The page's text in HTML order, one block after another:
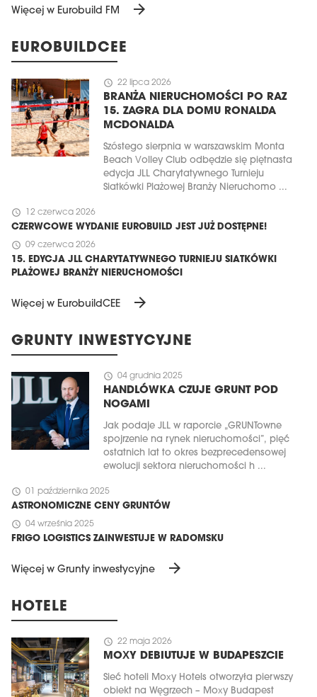
Więcej w Eurobuild FM arrow_forward
EUROBUILDCEE
schedule 22 lipca 2026
BRANŻA NIERUCHOMOŚCI PO RAZ
15. ZAGRA DLA DOMU RONALDA
MCDONALDA
Szóstego sierpnia w warszawskim Monta
Beach Volley Club odbędzie się piętnasta
edycja JLL Charytatywnego Turnieju
Siatkówki Plażowej Branży Nieruchomo ...
schedule 12 czerwca 2026
CZERWCOWE WYDANIE EUROBUILD JEST JUŻ DOSTĘPNE!
schedule 09 czerwca 2026
15. EDYCJA JLL CHARYTATYWNEGO TURNIEJU SIATKÓWKI
PLAŻOWEJ BRANŻY NIERUCHOMOŚCI
Więcej w EurobuildCEE arrow_forward
GRUNTY INWESTYCYJNE
schedule 04 grudnia 2025
HANDLÓWKA CZUJE GRUNT POD
NOGAMI
Jak podaje JLL w raporcie „GRUNTowne
spojrzenie na rynek nieruchomości”, pięć
ostatnich lat to okres bezprecedensowej
ewolucji sektora nieruchomości h ...
schedule 01 października 2025
ASTRONOMICZNE CENY GRUNTÓW
schedule 04 września 2025
FRIGO LOGISTICS ZAINWESTUJE W RADOMSKU
Więcej w Grunty inwestycyjne arrow_forward
HOTELE
schedule 22 maja 2026
MOXY DEBIUTUJE W BUDAPESZCIE
Sieć hoteli Moxy Hotels otworzyła pierwszy
obiekt na Węgrzech – Moxy Budapest